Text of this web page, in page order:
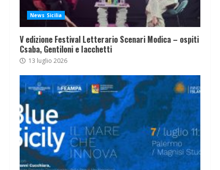
News Sicilia
V edizione Festival Letterario Scenari Modica – ospiti
Csaba, Gentiloni e Iacchetti
13 luglio 2026